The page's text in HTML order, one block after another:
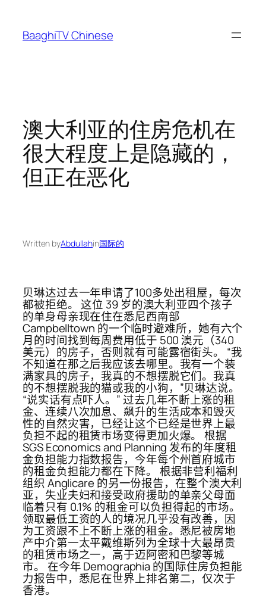
content
BaaghiTV Chinese
澳大利亚的住房危机在
很大程度上是隐藏的，
但正在恶化
Written byAbdullahin国际的
贝琳达过去一年申请了100多处出租屋，每次
都被拒绝。 这位 39 岁的澳大利亚四个孩子
的单身母亲现在住在悉尼西南部
Campbelltown 的一个临时避难所，她有六个
月的时间找到每周费用低于 500 澳元（340
美元）的房子，否则就有可能露宿街头。 “我
不知道在那之后我应该去哪里。我有一个装
满家具的房子，我真的不想摆脱它们。我真
的不想摆脱我的猫或我的小狗，”贝琳达说。
“说实话有点吓人。” 过去几年不断上涨的租
金、连续八次加息、飙升的生活成本和毁灭
性的自然灾害，已经让这个已经是世界上最
负担不起的租赁市场变得更加火爆。 根据
SGS Economics and Planning 发布的年度租
金负担能力指数报告，今年每个州首府城市
的租金负担能力都在下降。 根据非营利福利
组织 Anglicare 的另一份报告，在整个澳大利
亚，失业夫妇和接受政府援助的单亲父母面
临着只有 0.1% 的租金可以负担得起的市场。
领取最低工资的人的境况几乎没有改善，因
为工资跟不上不断上涨的租金。悉尼被房地
产中介第一太平戴维斯列为全球十大最昂贵
的租赁市场之一，高于迈阿密和巴黎等城
市。 在今年 Demographia 的国际住房负担能
力报告中，悉尼在世界上排名第二，仅次于
香港。